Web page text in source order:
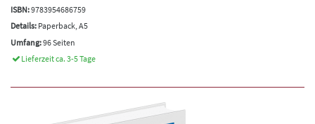
ISBN:9783954686759
Details: Paperback, A5
Umfang:96 Seiten
Lieferzeit ca. 3-5 Tage